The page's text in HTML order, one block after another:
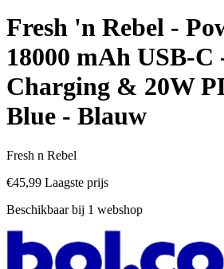
Fresh 'n Rebel -
18000 mAh USB-
Charging & 20W
Blue - Blauw
Fresh n Rebel
€45,99 Laagste prijs
Beschikbaar bij 1 webshop